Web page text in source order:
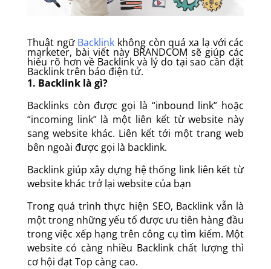
Thuật ngữ Backlink không còn quá xa lạ với các
marketer, bài viết này BRANDCOM sẽ giúp các
hiểu rõ hơn về Backlink và lý do tại sao cần đặt
Backlink trên báo điện tử.
1. Backlink là gì?
Backlinks còn được gọi là “inbound link” hoặc
“incoming link” là một liên kết từ website này
sang website khác. Liên kết tới một trang web
bên ngoài được gọi là backlink.
Backlink giúp xây dựng hệ thống link liên kết từ
website khác trở lại website của bạn
Trong quá trình thực hiện SEO, Backlink vẫn là
một trong những yếu tố được ưu tiên hàng đầu
trong việc xếp hạng trên công cụ tìm kiếm. Một
website có càng nhiều Backlink chất lượng thì
cơ hội đạt Top càng cao.